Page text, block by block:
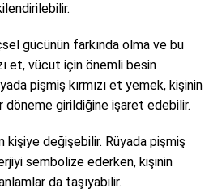
gücünün farkında olma ve bu
et, vücut için önemli besin
pişmiş kırmızı et yemek, kişinin
girildiğine işaret edebilir.
değişebilir. Rüyada pişmiş
sembolize ederken, kişinin
da taşıyabilir.